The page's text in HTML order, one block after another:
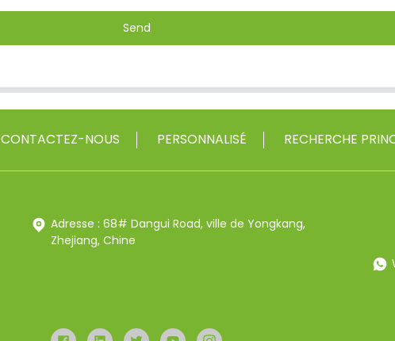
Send
CONTACTEZ-NOUS PERSONNALISÉ RECHERCHE
Adresse : 68# Dangui Road, ville de Yongkang,
Zhejiang, Chine